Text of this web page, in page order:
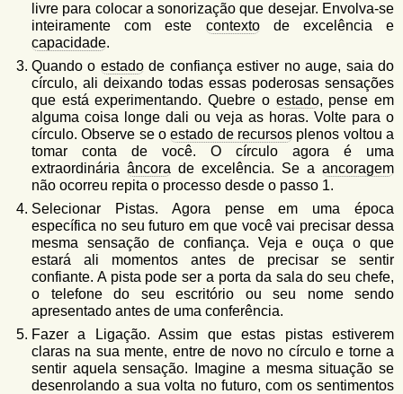
livre para colocar a sonorização que desejar. Envolva-se
inteiramente com este contextode excelência e
capacidade.
Quando o estadode confiança estiver no auge, saia do
círculo, ali deixando todas essas poderosas sensações
que está experimentando. Quebre o estado, pense em
alguma coisa longe dali ou veja as horas. Volte para o
círculo. Observe se oestado de recursos plenos voltou a
tomar conta de você. O círculo agora é uma
extraordinária âncora de excelência. Se a ancoragem
não ocorreu repita o processo desde o passo 1.
Selecionar Pistas. Agora pense em uma época
específica no seu futuro em que você vai precisar dessa
mesma sensação de confiança. Veja e ouça o que
estará ali momentos antes de precisar se sentir
confiante. A pista pode ser a porta da sala do seu chefe,
o telefone do seu escritório ou seu nome sendo
apresentado antes de uma conferência.
Fazer a Ligação. Assim que estas pistas estiverem
claras na sua mente, entre de novo no círculo e torne a
sentir aquela sensação. Imagine a mesma situação se
desenrolando a sua volta no futuro, com os sentimentos